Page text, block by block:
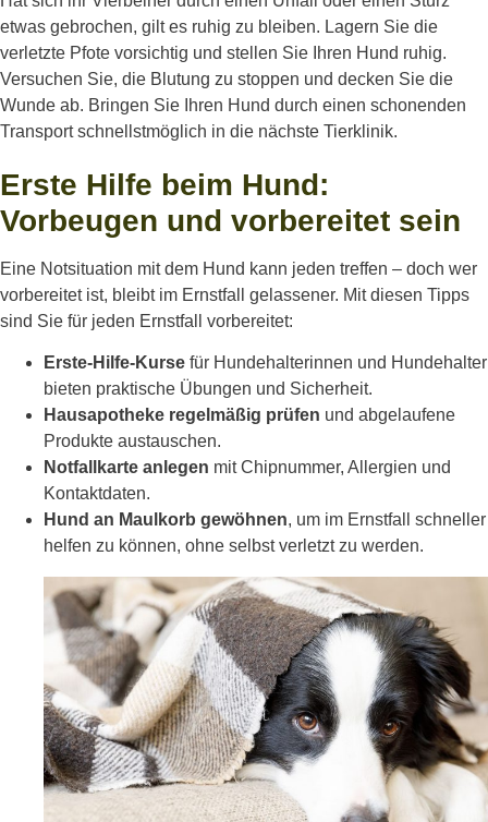
etwas gebrochen, gilt es ruhig zu bleiben. Lagern Sie die
verletzte Pfote vorsichtig und stellen Sie Ihren Hund ruhig.
Versuchen Sie, die Blutung zu stoppen und decken Sie die
Wunde ab. Bringen Sie Ihren Hund durch einen schonenden
Transport schnellstmöglich in die nächste Tierklinik.
Erste Hilfe beim Hund:
Vorbeugen und vorbereitet sein
Eine Notsituation mit dem Hund kann jeden treffen – doch wer
vorbereitet ist, bleibt im Ernstfall gelassener. Mit diesen Tipps
sind Sie für jeden Ernstfall vorbereitet:
Erste-Hilfe-Kurse für Hundehalterinnen und Hundehalter
bieten praktische Übungen und Sicherheit.
Hausapotheke regelmäßig prüfen und abgelaufene
Produkte austauschen.
Notfallkarte anlegen mit Chipnummer, Allergien und
Kontaktdaten.
Hund an Maulkorb gewöhnen, um im Ernstfall schneller
helfen zu können, ohne selbst verletzt zu werden.